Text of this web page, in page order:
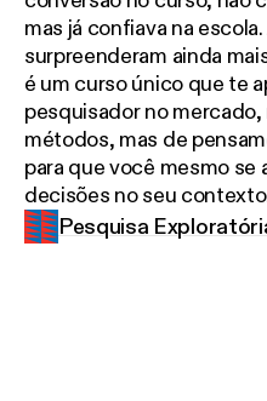
mas já confiava na
surpreenderam ainda
é um curso único que te
pesquisador no
métodos, mas de
para que você mesmo se
decisões no seu contexto.
Pesquisa